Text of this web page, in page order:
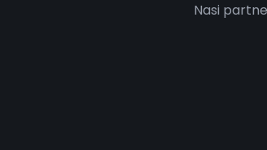
Nasi